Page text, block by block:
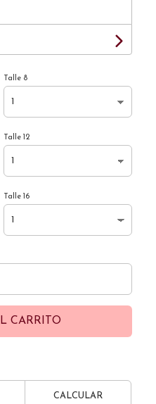
Talle 8
Talle 12
Talle 16
CARRITO
CALCULAR